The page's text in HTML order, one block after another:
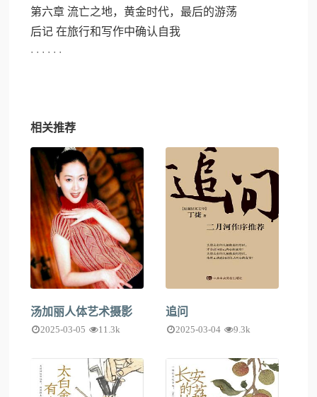
第六章 流亡之地，黄金时代，最后的游荡
后记 在旅行和写作中确认自我
· · · · · ·
相关推荐
汤加丽人体艺术摄影
2025-03-05 11.3k
追问
2025-03-04 9.3k